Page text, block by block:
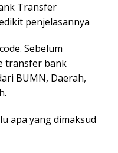
Transfer
penjelasannya
Sebelum
transfer bank
BUMN, Daerah,
apa yang dimaksud